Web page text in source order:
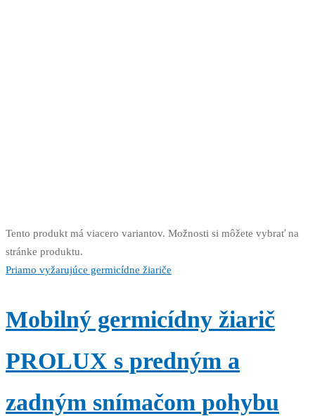
Tento produkt má viacero variantov. Možnosti si môžete vybrať na
stránke produktu.
Priamo vyžarujúce germicídne žiariče
Mobilný germicídny žiarič
PROLUX s predným a
zadným snímačom pohybu